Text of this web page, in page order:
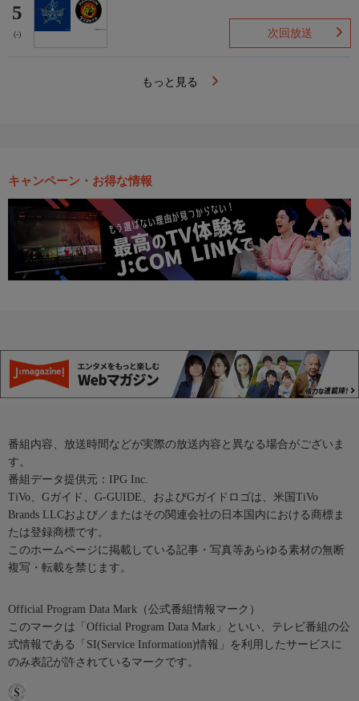
5
(-) 次回放送
もっと見る
キャンペーン・お得な情報
番組内容、放送時間などが実際の放送内容と異なる場合がございま
す。
番組データ提供元：IPG Inc.
TiVo、Gガイド、G-GUIDE、およびGガイドロゴは、米国TiVo
Brands LLCおよび／またはその関連会社の日本国内における商標ま
たは登録商標です。
このホームページに掲載している記事・写真等あらゆる素材の無断
複写・転載を禁じます。
Official Program Data Mark（公式番組情報マーク）
このマークは「Official Program Data Mark」といい、テレビ番組の公
式情報である「SI(Service Information)情報」を利用したサービスに
のみ表記が許されているマークです。